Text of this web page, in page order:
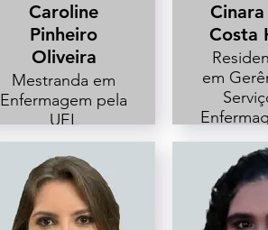
Caroline
Pinheiro
Oliveira
Mestranda em
Enfermagem pela
UEL
Especialista em
Gerência de
Serviços de
Enfermagem pela
UEL.
Costa
em